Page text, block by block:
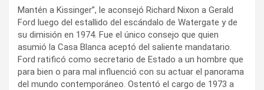
Mantén a Kissinger”, le aconsejó Richard Nixon a Gerald
Ford luego del estallido del escándalo de Watergate y de
su dimisión en 1974. Fue el único consejo que quien
asumió la Casa Blanca aceptó del saliente mandatario.
Ford ratificó como secretario de Estado a un hombre que
para bien o para mal influenció con su actuar el panorama
del mundo contemporáneo. Ostentó el cargo de 1973 a